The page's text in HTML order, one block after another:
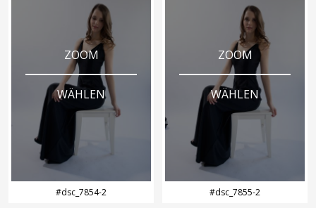
ZOOM
WÄHLEN
#dsc_7854-2
ZOOM
WÄHLEN
#dsc_7855-2